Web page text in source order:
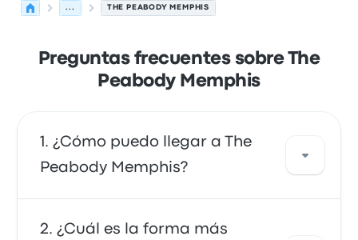
... THE PEABODY MEMPHIS
Preguntas frecuentes sobre The
Peabody Memphis
¿Cómo puedo llegar a The
Peabody Memphis?
Puedes ir en tren, que ofrece acceso directo a
¿Cuál es la forma más